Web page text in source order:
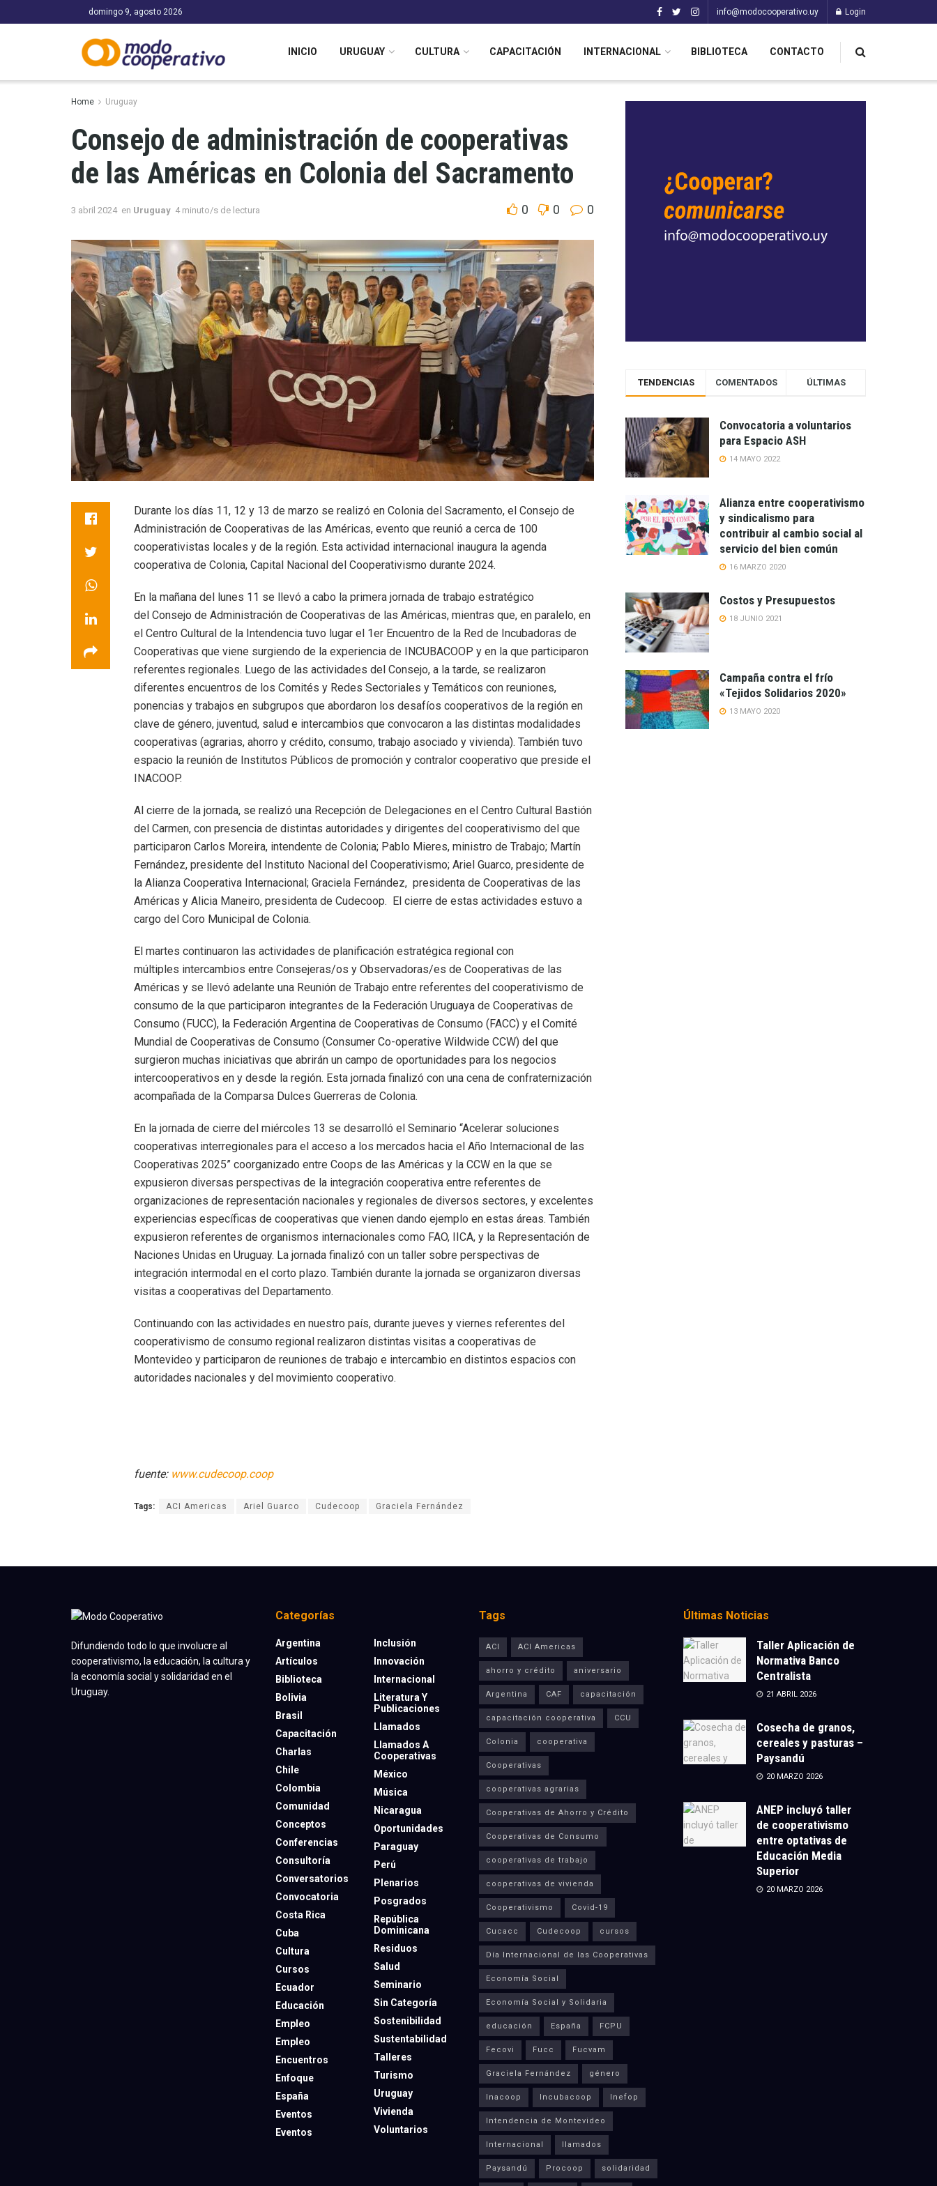
domingo 9, agosto 2026 info@modocooperativo.uy Login
INICIO URUGUAY CULTURA CAPACITACIÓN INTERNACIONAL BIBLIOTECA CONTACTO
Home Uruguay
Consejo de administración de cooperativas
de las Américas en Colonia del Sacramento
3 abril 2024 en Uruguay 4 minuto/s de lectura 0 0 0
Durante los días 11, 12 y 13 de marzo se realizó en Colonia del Sacramento, el Consejo de
Administración de Cooperativas de las Américas, evento que reunió a cerca de 100
cooperativistas locales y de la región. Esta actividad internacional inaugura la agenda
cooperativa de Colonia, Capital Nacional del Cooperativismo durante 2024.
En la mañana del lunes 11 se llevó a cabo la primera jornada de trabajo estratégico
del Consejo de Administración de Cooperativas de las Américas, mientras que, en paralelo, en
el Centro Cultural de la Intendencia tuvo lugar el 1er Encuentro de la Red de Incubadoras de
Cooperativas que viene surgiendo de la experiencia de INCUBACOOP y en la que participaron
referentes regionales. Luego de las actividades del Consejo, a la tarde, se realizaron
diferentes encuentros de los Comités y Redes Sectoriales y Temáticos con reuniones,
ponencias y trabajos en subgrupos que abordaron los desafíos cooperativos de la región en
clave de género, juventud, salud e intercambios que convocaron a las distintas modalidades
cooperativas (agrarias, ahorro y crédito, consumo, trabajo asociado y vivienda). También tuvo
espacio la reunión de Institutos Públicos de promoción y contralor cooperativo que preside el
INACOOP.
Al cierre de la jornada, se realizó una Recepción de Delegaciones en el Centro Cultural Bastión
del Carmen, con presencia de distintas autoridades y dirigentes del cooperativismo del que
participaron Carlos Moreira, intendente de Colonia; Pablo Mieres, ministro de Trabajo; Martín
Fernández, presidente del Instituto Nacional del Cooperativismo; Ariel Guarco, presidente de
la Alianza Cooperativa Internacional; Graciela Fernández, presidenta de Cooperativas de las
Américas y Alicia Maneiro, presidenta de Cudecoop. El cierre de estas actividades estuvo a
cargo del Coro Municipal de Colonia.
El martes continuaron las actividades de planificación estratégica regional con
múltiples intercambios entre Consejeras/os y Observadoras/es de Cooperativas de las
Américas y se llevó adelante una Reunión de Trabajo entre referentes del cooperativismo de
consumo de la que participaron integrantes de la Federación Uruguaya de Cooperativas de
Consumo (FUCC), la Federación Argentina de Cooperativas de Consumo (FACC) y el Comité
Mundial de Cooperativas de Consumo (Consumer Co-operative Wildwide CCW) del que
surgieron muchas iniciativas que abrirán un campo de oportunidades para los negocios
intercooperativos en y desde la región. Esta jornada finalizó con una cena de confraternización
acompañada de la Comparsa Dulces Guerreras de Colonia.
En la jornada de cierre del miércoles 13 se desarrolló el Seminario “Acelerar soluciones
cooperativas interregionales para el acceso a los mercados hacia el Año Internacional de las
Cooperativas 2025” coorganizado entre Coops de las Américas y la CCW en la que se
expusieron diversas perspectivas de la integración cooperativa entre referentes de
organizaciones de representación nacionales y regionales de diversos sectores, y excelentes
experiencias específicas de cooperativas que vienen dando ejemplo en estas áreas. También
expusieron referentes de organismos internacionales como FAO, IICA, y la Representación de
Naciones Unidas en Uruguay. La jornada finalizó con un taller sobre perspectivas de
integración intermodal en el corto plazo. También durante la jornada se organizaron diversas
visitas a cooperativas del Departamento.
Continuando con las actividades en nuestro país, durante jueves y viernes referentes del
cooperativismo de consumo regional realizaron distintas visitas a cooperativas de
Montevideo y participaron de reuniones de trabajo e intercambio en distintos espacios con
autoridades nacionales y del movimiento cooperativo.
fuente: www.cudecoop.coop
Tags: ACI Americas Ariel Guarco Cudecoop Graciela Fernández
TENDENCIAS COMENTADOS ÚLTIMAS
Convocatoria a voluntarios
para Espacio ASH
14 MAYO 2022
Alianza entre cooperativismo
y sindicalismo para
contribuir al cambio social al
servicio del bien común
16 MARZO 2020
Costos y Presupuestos
18 JUNIO 2021
Campaña contra el frío
«Tejidos Solidarios 2020»
13 MAYO 2020
Difundiendo todo lo que involucre al
cooperativismo, la educación, la cultura y
la economía social y solidaridad en el
Uruguay.
Categorías
Argentina
Artículos
Biblioteca
Bolivia
Brasil
Capacitación
Charlas
Chile
Colombia
Comunidad
Conceptos
Conferencias
Consultoría
Conversatorios
Convocatoria
Costa Rica
Cuba
Cultura
Cursos
Ecuador
Educación
Empleo
Empleo
Encuentros
Enfoque
España
Eventos
Eventos
Inclusión
Innovación
Internacional
Literatura Y
Publicaciones
Llamados
Llamados A
Cooperativas
México
Música
Nicaragua
Oportunidades
Paraguay
Perú
Plenarios
Posgrados
República
Dominicana
Residuos
Salud
Seminario
Sin Categoría
Sostenibilidad
Sustentabilidad
Talleres
Turismo
Uruguay
Vivienda
Voluntarios
Tags
ACI ACI Americas
ahorro y crédito aniversario
Argentina CAF capacitación
capacitación cooperativa CCU
Colonia cooperativa
Cooperativas
cooperativas agrarias
Cooperativas de Ahorro y Crédito
Cooperativas de Consumo
cooperativas de trabajo
cooperativas de vivienda
Cooperativismo Covid-19
Cucacc Cudecoop cursos
Día Internacional de las Cooperativas
Economía Social
Economía Social y Solidaria
educación España FCPU
Fecovi Fucc Fucvam
Graciela Fernández género
Inacoop Incubacoop Inefop
Intendencia de Montevideo
Internacional llamados
Paysandú Procoop solidaridad
Últimas Noticias
Taller Aplicación de
Normativa Banco
Centralista
21 ABRIL 2026
Cosecha de granos,
cereales y pasturas –
Paysandú
20 MARZO 2026
ANEP incluyó taller
de cooperativismo
entre optativas de
Educación Media
Superior
20 MARZO 2026